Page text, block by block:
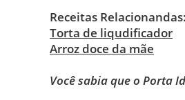
Receitas Relacionandas:
Torta de liqudificador
Arroz doce da mãe
Você sabia que o Porta